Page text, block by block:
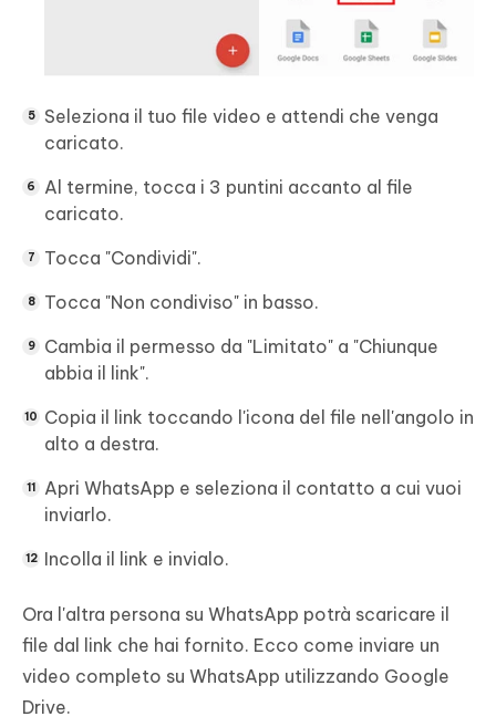
Seleziona il tuo file video e attendi che venga
caricato.
Al termine, tocca i 3 puntini accanto al file
caricato.
Tocca "Condividi".
Tocca "Non condiviso" in basso.
Cambia il permesso da "Limitato" a "Chiunque
abbia il link".
Copia il link toccando l'icona del file nell'angolo in
alto a destra.
Apri WhatsApp e seleziona il contatto a cui vuoi
inviarlo.
Incolla il link e invialo.
Ora l'altra persona su WhatsApp potrà scaricare il
file dal link che hai fornito. Ecco come inviare un
video completo su WhatsApp utilizzando Google
Drive.